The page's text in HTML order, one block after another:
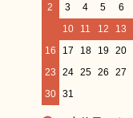
2
3 4 5 6
10 11 12 13
16
17 18 19 20
23
24 25 26 27
30
31